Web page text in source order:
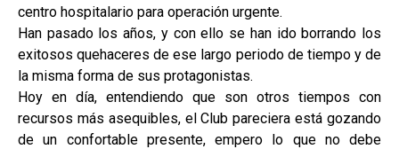
centro hospitalario para operación urgente.
Han pasado los años, y con ello se han ido borrando los
exitosos quehaceres de ese largo periodo de tiempo y de
la misma forma de sus protagonistas.
Hoy en día, entendiendo que son otros tiempos con
recursos más asequibles, el Club pareciera está gozando
de un confortable presente, empero lo que no debe